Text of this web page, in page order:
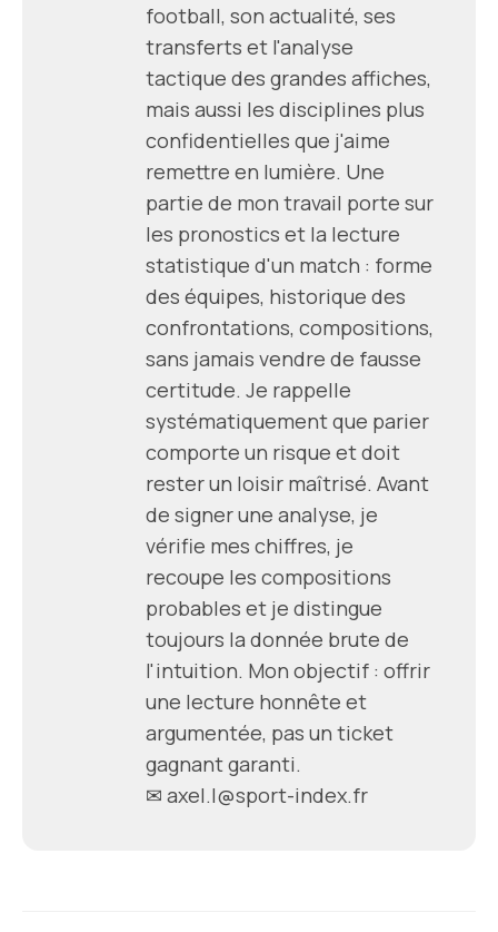
football, son actualité, ses
transferts et l'analyse
tactique des grandes affiches,
mais aussi les disciplines plus
confidentielles que j'aime
remettre en lumière. Une
partie de mon travail porte sur
les pronostics et la lecture
statistique d'un match : forme
des équipes, historique des
confrontations, compositions,
sans jamais vendre de fausse
certitude. Je rappelle
systématiquement que parier
comporte un risque et doit
rester un loisir maîtrisé. Avant
de signer une analyse, je
vérifie mes chiffres, je
recoupe les compositions
probables et je distingue
toujours la donnée brute de
l'intuition. Mon objectif : offrir
une lecture honnête et
argumentée, pas un ticket
gagnant garanti.
✉ axel.l@sport-index.fr